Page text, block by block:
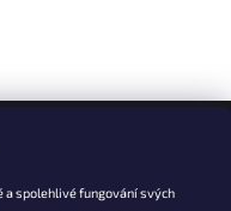
a spolehlivé fungování svých